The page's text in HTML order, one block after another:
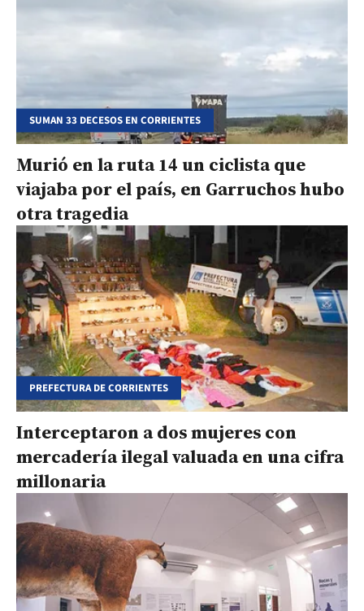
SUMAN 33 DECESOS EN CORRIENTES
Murió en la ruta 14 un ciclista que
viajaba por el país, en Garruchos hubo
otra tragedia
PREFECTURA DE CORRIENTES
Interceptaron a dos mujeres con
mercadería ilegal valuada en una cifra
millonaria